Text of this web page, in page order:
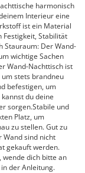
harmonisch
Interieur eine
ist ein Material
Festigkeit, Stabilität
Stauraum: Der Wand-
wichtige Sachen
Wand-Nachttisch ist
stets brandneu
befestigen, um
du deine
sorgen.Stabile und
Platz, um
zu stellen. Gut zu
Wand sind nicht
gekauft werden.
wende dich bitte an
der Anleitung.